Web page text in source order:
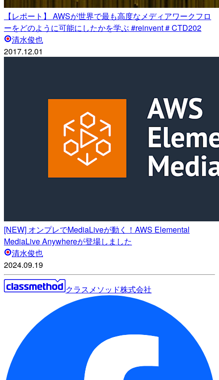
【レポート】 AWSが世界で最も高度なメディアワークフロ
ーをどのように可能にしたかを学ぶ #reinvent # CTD202
清水俊也
2017.12.01
[NEW] オンプレでMediaLiveが動く！AWS Elemental
MediaLive Anywhereが登場しました
清水俊也
2024.09.19
クラスメソッド株式会社